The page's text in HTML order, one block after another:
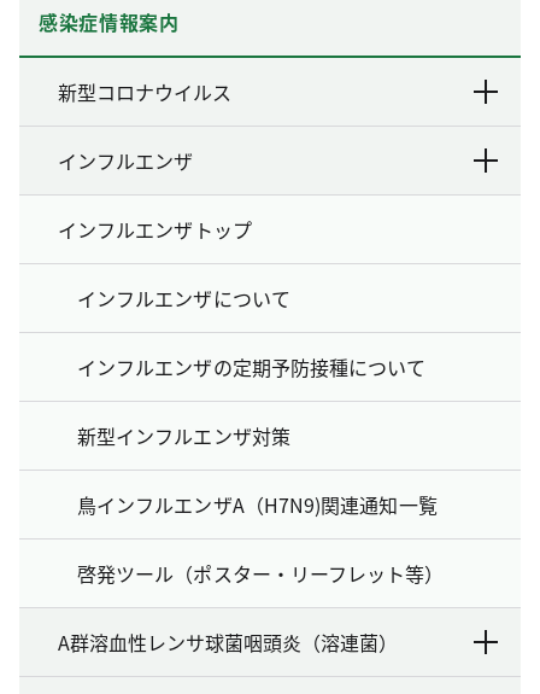
感染症情報案内
新型コロナウイルス
インフルエンザ
インフルエンザトップ
インフルエンザについて
インフルエンザの定期予防接種について
新型インフルエンザ対策
鳥インフルエンザA（H7N9)関連通知一覧
啓発ツール（ポスター・リーフレット等）
A群溶血性レンサ球菌咽頭炎（溶連菌）